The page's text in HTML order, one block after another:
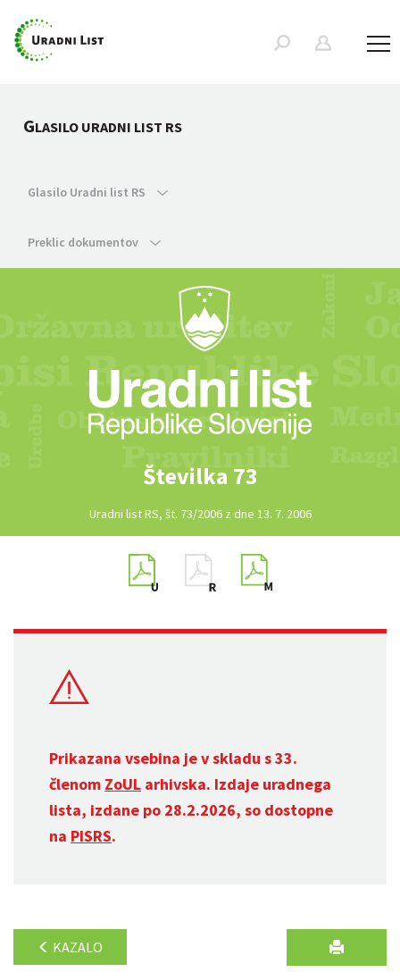
GLASILO URADNI LIST RS
Glasilo Uradni list RS
Preklic dokumentov
Številka 73
Uradni list RS, št. 73/2006 z dne 13. 7. 2006
Prikazana vsebina je v skladu s 33.
členom ZoUL arhivska. Izdaje uradnega
lista, izdane po 28.2.2026, so dostopne
na PISRS.
KAZALO